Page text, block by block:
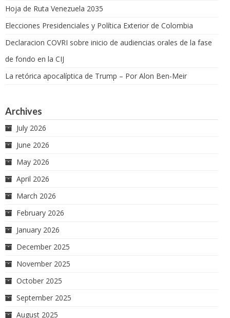
Hoja de Ruta Venezuela 2035
Elecciones Presidenciales y Política Exterior de Colombia
Declaracion COVRI sobre inicio de audiencias orales de la fase
de fondo en la CIJ
La retórica apocalíptica de Trump – Por Alon Ben-Meir
Archives
July 2026
June 2026
May 2026
April 2026
March 2026
February 2026
January 2026
December 2025
November 2025
October 2025
September 2025
August 2025